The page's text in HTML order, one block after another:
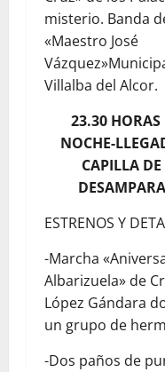
misterio. Banda
«Maestro José
Villalba del Alcor.
23.30 HORAS
NOCHE-
CAPILLA
ESTRENOS Y
-Marcha
Albarizuela» de
López Gándara
un grupo de
-Dos paños de